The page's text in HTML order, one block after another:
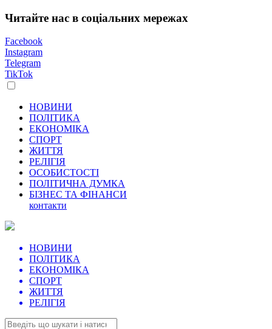
Читайте нас в соціальних мережах
Facebook
Instagram
Telegram
TikTok
НОВИНИ
ПОЛІТИКА
ЕКОНОМІКА
СПОРТ
ЖИТТЯ
РЕЛІГІЯ
ОСОБИСТОСТІ
ПОЛІТИЧНА ДУМКА
БІЗНЕС ТА ФІНАНСИ
контакти
НОВИНИ
ПОЛІТИКА
ЕКОНОМІКА
СПОРТ
ЖИТТЯ
РЕЛІГІЯ